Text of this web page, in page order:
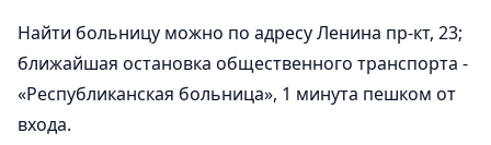
Найти больницу можно по адресу Ленина пр-кт, 23;
ближайшая остановка общественного транспорта -
«Республиканская больница», 1 минута пешком от
входа.